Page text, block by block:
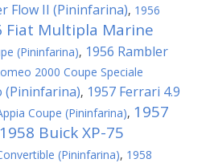
Flow II (Pininfarina), 1956
Fiat Multipla Marine
(Pininfarina), 1956 Rambler
2000 Coupe Speciale
(Pininfarina), 1957 Ferrari 4.9
Coupe (Pininfarina), 1957
1958 Buick XP-75
(Pininfarina), 1958